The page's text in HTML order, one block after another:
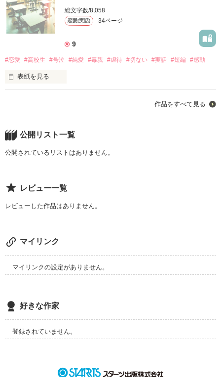
総文字数/8,058
恋愛(実話) 34ページ
9
#恋愛 #高校生 #号泣 #純愛 #毒親 #虐待 #切ない #実話 #短編 #感動
表紙を見る
ーーーーーーーーーーーーーーーーーーーーーーーー
いつの日か自分の気持ちを失ってしまっていた私を
救ってくれたのは
ありがとう
作品をすべて見る
公開リスト一覧
公開されているリストはありません。
レビュー一覧
レビューした作品はありません。
マイリンク
マイリンクの設定がありません。
好きな作家
登録されていません。